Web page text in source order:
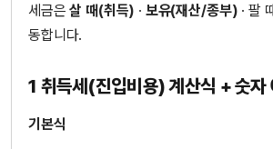
세금은살 때(취득) · 보유(재산/종부) · 팔
동합니다.
1 취득세(진입비용) 계산식 + 숫자
기본식